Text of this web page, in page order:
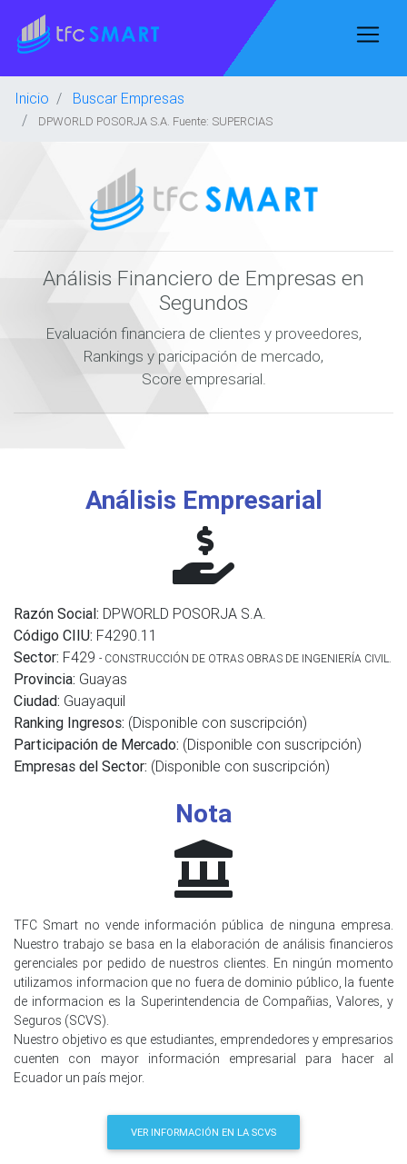
Inicio Buscar Empresas
DPWORLD POSORJA S.A. Fuente: SUPERCIAS
Análisis Financiero de Empresas en
Segundos
Evaluación financiera de clientes y proveedores,
Rankings y paricipación de mercado,
Score empresarial.
Análisis Empresarial
Razón Social: DPWORLD POSORJA S.A.
Código CIIU: F4290.11
Sector: F429 - CONSTRUCCIÓN DE OTRAS OBRAS DE INGENIERÍA CIVIL.
Provincia: Guayas
Ciudad: Guayaquil
Ranking Ingresos: (Disponible con suscripción)
Participación de Mercado: (Disponible con suscripción)
Empresas del Sector: (Disponible con suscripción)
Nota
TFC Smart no vende información pública de ninguna empresa.
Nuestro trabajo se basa en la elaboración de análisis financieros
gerenciales por pedido de nuestros clientes. En ningún momento
utilizamos informacion que no fuera de dominio público, la fuente
de informacion es la Superintendencia de Compañias, Valores, y
Seguros (SCVS).
Nuestro objetivo es que estudiantes, emprendedores y empresarios
cuenten con mayor información empresarial para hacer al
Ecuador un país mejor.
VER INFORMACIÓN EN LA SCVS